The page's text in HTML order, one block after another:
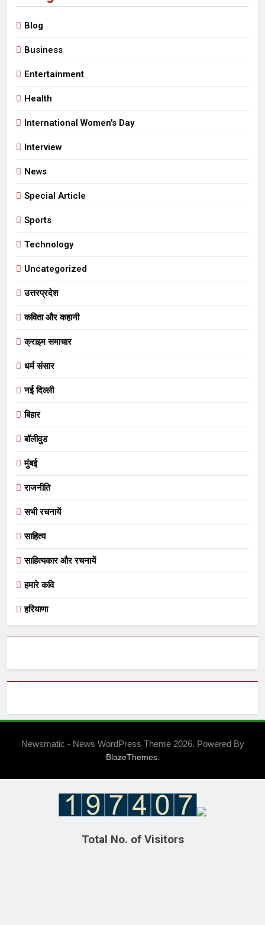
Blog
Business
Entertainment
Health
International Women's Day
Interview
News
Special Article
Sports
Technology
Uncategorized
उत्तरप्रदेश
कविता और कहानी
क्राइम समाचार
धर्म संसार
नई दिल्ली
बिहार
बॉलीवुड
मुंबई
राजनीति
सभी रचनायें
साहित्य
साहित्यकार और रचनायें
हमारे कवि
हरियाणा
Newsmatic - News WordPress Theme 2026. Powered By
BlazeThemes.
Total No. of Visitors